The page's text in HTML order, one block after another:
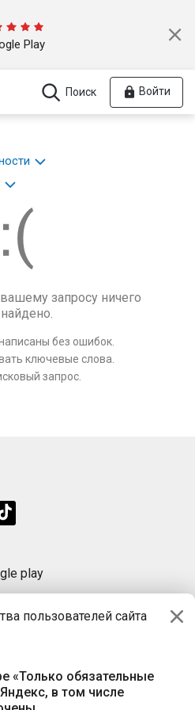
пользователей сайта
«Только обязательные
в том числе
Play
Поиск Войти
запросу ничего
без ошибок.
ключевые слова.
запрос.
play
«ПРАЦА БАЙ»
г. Минск, пр-т Независимости